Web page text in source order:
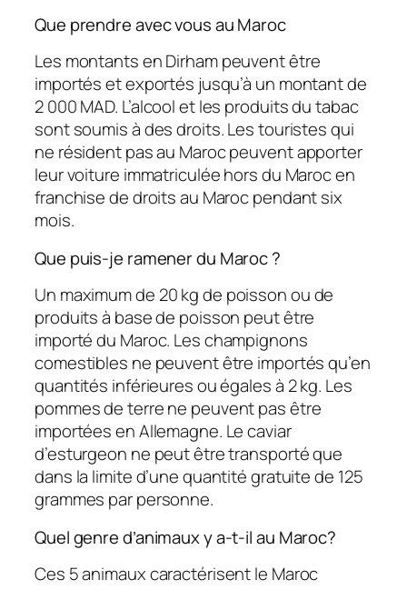
Que prendre avec vous au Maroc
Les montants en Dirham peuvent être
importés et exportés jusqu’à un montant de
2 000 MAD. L’alcool et les produits du tabac
sont soumis à des droits. Les touristes qui
ne résident pas au Maroc peuvent apporter
leur voiture immatriculée hors du Maroc en
franchise de droits au Maroc pendant six
mois.
Que puis-je ramener du Maroc ?
Un maximum de 20 kg de poisson ou de
produits à base de poisson peut être
importé du Maroc. Les champignons
comestibles ne peuvent être importés qu’en
quantités inférieures ou égales à 2 kg. Les
pommes de terre ne peuvent pas être
importées en Allemagne. Le caviar
d’esturgeon ne peut être transporté que
dans la limite d’une quantité gratuite de 125
grammes par personne.
Quel genre d’animaux y a-t-il au Maroc?
Ces 5 animaux caractérisent le Maroc